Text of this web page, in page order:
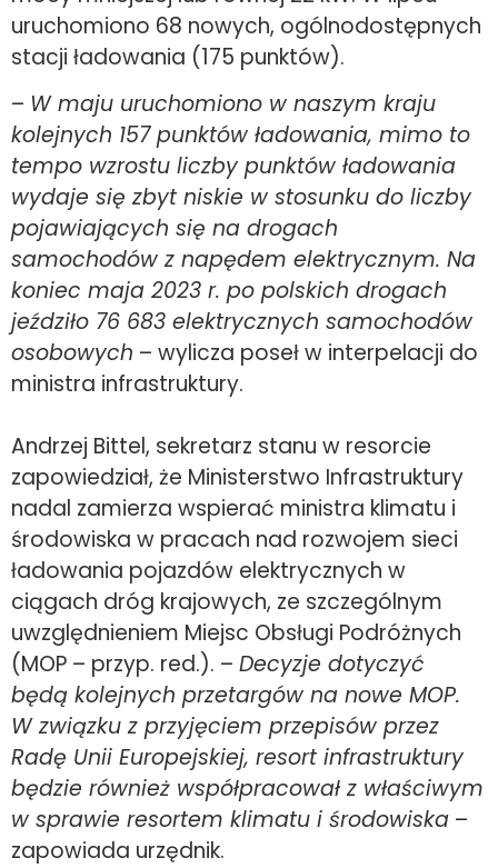
uruchomiono 68 nowych, ogólnodostępnych
stacji ładowania (175 punktów).
– W maju uruchomiono w naszym kraju
kolejnych 157 punktów ładowania, mimo to
tempo wzrostu liczby punktów ładowania
wydaje się zbyt niskie w stosunku do liczby
pojawiających się na drogach
samochodów z napędem elektrycznym. Na
koniec maja 2023 r. po polskich drogach
jeździło 76 683 elektrycznych samochodów
osobowych – wylicza poseł w interpelacji do
ministra infrastruktury.
Andrzej Bittel, sekretarz stanu w resorcie
zapowiedział, że Ministerstwo Infrastruktury
nadal zamierza wspierać ministra klimatu i
środowiska w pracach nad rozwojem sieci
ładowania pojazdów elektrycznych w
ciągach dróg krajowych, ze szczególnym
uwzględnieniem Miejsc Obsługi Podróżnych
(MOP – przyp. red.). – Decyzje dotyczyć
będą kolejnych przetargów na nowe MOP.
W związku z przyjęciem przepisów przez
Radę Unii Europejskiej, resort infrastruktury
będzie również współpracował z właściwym
w sprawie resortem klimatu i środowiska –
zapowiada urzędnik.